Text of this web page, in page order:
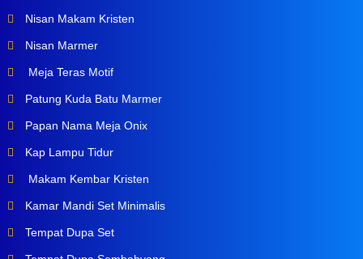
Nisan Makam Kristen
Nisan Marmer
Meja Teras Motif
Patung Kuda Batu Marmer
Papan Nama Meja Onix
Kap Lampu Tidur
Makam Kembar Kristen
Kamar Mandi Set Minimalis
Tempat Dupa Set